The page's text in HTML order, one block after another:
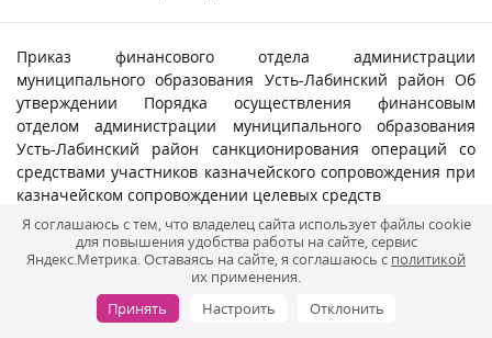
Приказ финансового отдела администрации
муниципального образования Усть-Лабинский район Об
утверждении Порядка осуществления финансовым
отделом администрации муниципального образования
Усть-Лабинский район санкционирования операций со
средствами участников казначейского сопровождения при
казначейском сопровождении целевых средств
Постановление администрации муниципального
образования Усть-Лабинский район от 17 января 2022 г.
№19 «О внесении изменений в постановление
Я соглашаюсь с тем, что владелец сайта использует файлы cookie
для повышения удобства работы на сайте, сервис
Яндекс.Метрика. Оставаясь на сайте, я соглашаюсь с политикой
их применения.
Принять
Настроить Отклонить